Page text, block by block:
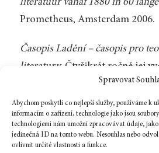
Spravovat
Abychom poskytli co nejlepší služby, používáme k
informacím o zařízení, technologie jako jsou
technologiemi nám umožní zpracovávat údaje,
jedinečná ID na tomto webu. Nesouhlas nebo
ovlivnit určité vlastnosti a funkce.
literatuur vanaf 1880 in 60
Prometheus, Amsterdam 2006.
Časopis Ladění – časopis pro
literatury. Čtyřikrát ročně jej
literatury pro mládež
Masarykovy univerzity v Brně.